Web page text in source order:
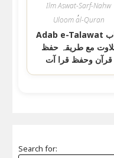
Ilm Aswat-Sarf-Nahw
,
Uloom al-Quran
Adab e-Talawat آداب
مع طریقہ حفظ
قرآن وحفظ قرا آت
Search for: